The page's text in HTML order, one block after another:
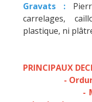
Gravats :
carrelages,
plastique, ni
PRINCIPAUX
- Ordures
-